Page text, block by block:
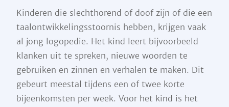
Kinderen die slechthorend of doof zijn of die een
taalontwikkelingsstoornis hebben, krijgen vaak
al jong logopedie. Het kind leert bijvoorbeeld
klanken uit te spreken, nieuwe woorden te
gebruiken en zinnen en verhalen te maken. Dit
gebeurt meestal tijdens een of twee korte
bijeenkomsten per week. Voor het kind is het